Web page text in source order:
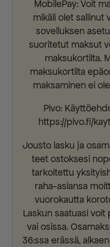
MobilePay: Voit
mikäli olet sallinut
sovelluksen
suoritetut maksut
maksukortilta.
maksukortilta
maksaminen ei
Pivo:
https://pivo.fi/
Jousto lasku ja
teet ostoksesi
tarkoitettu
raha-asiansa
vuorokautta
Laskun saatuasi
vai osissa.
36:ssa erässä,